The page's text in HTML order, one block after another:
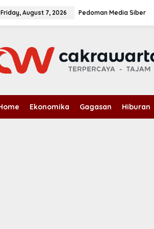
Friday, August 7, 2026 Pedoman Media Siber
Ekonomika Gagasan Hiburan